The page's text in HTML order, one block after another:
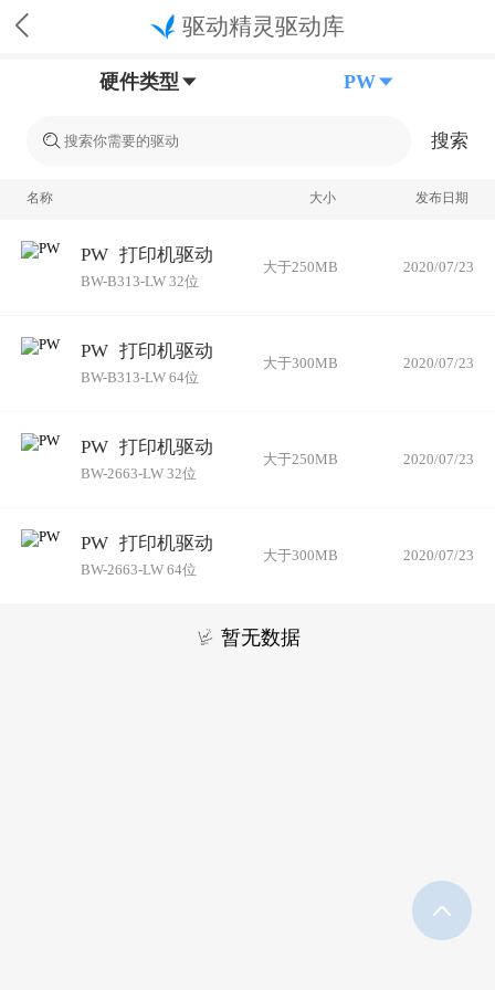
驱动精灵驱动库
硬件类型 PW
搜索
名称 大小 发布日期
PW 打印机驱动
BW-B313-LW 32位
大于250MB 2020/07/23
PW 打印机驱动
BW-B313-LW 64位
大于300MB 2020/07/23
PW 打印机驱动
BW-2663-LW 32位
大于250MB 2020/07/23
PW 打印机驱动
BW-2663-LW 64位
大于300MB 2020/07/23
暂无数据